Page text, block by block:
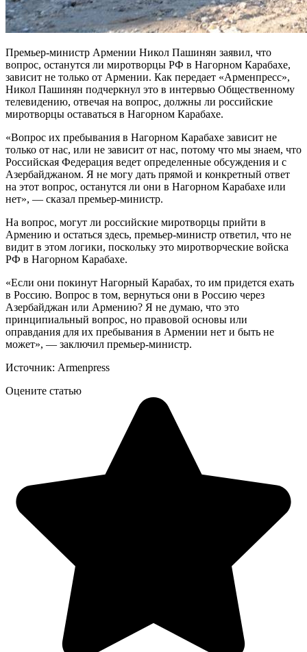
Премьер-министр Армении Никол Пашинян заявил, что
вопрос, останутся ли миротворцы РФ в Нагорном Карабахе,
зависит не только от Армении. Как передает «Арменпресс»,
Никол Пашинян подчеркнул это в интервью Общественному
телевидению, отвечая на вопрос, должны ли российские
миротворцы оставаться в Нагорном Карабахе.
«Вопрос их пребывания в Нагорном Карабахе зависит не
только от нас, или не зависит от нас, потому что мы знаем, что
Российская Федерация ведет определенные обсуждения и с
Азербайджаном. Я не могу дать прямой и конкретный ответ
на этот вопрос, останутся ли они в Нагорном Карабахе или
нет», — сказал премьер-министр.
На вопрос, могут ли российские миротворцы прийти в
Армению и остаться здесь, премьер-министр ответил, что не
видит в этом логики, поскольку это миротворческие войска
РФ в Нагорном Карабахе.
«Если они покинут Нагорный Карабах, то им придется ехать
в Россию. Вопрос в том, вернуться они в Россию через
Азербайджан или Армению? Я не думаю, что это
принципиальный вопрос, но правовой основы или
оправдания для их пребывания в Армении нет и быть не
может», — заключил премьер-министр.
Источник: Armenpress
Оцените статью